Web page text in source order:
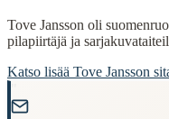
Period:Traditional folk
Tove Jansson oli
pilapiirtäjä ja
Katso lisää Tove Jansson